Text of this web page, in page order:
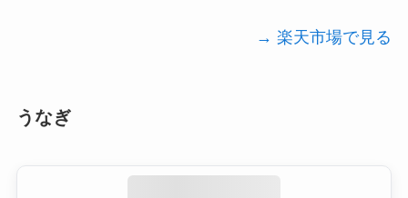
→ 楽天市場で見る
うなぎ